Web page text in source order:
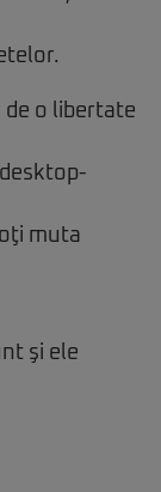
de o libertate
muta
şi ele